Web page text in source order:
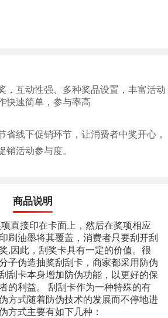
，互动性强、多种奖品设置，丰富活动
快速简单，参与率高
省线下促销环节，让消费者中奖开心，
销活动参与度。
商品说明
直接印在卡面上，然后在奖项相应
刷油墨将其覆盖，消费者只要刮开刮
,因此，刮奖卡具有一定的价值。很
子伪造抽奖刮刮卡，商家都采用防伪
刮卡本身增加防伪功能，以更好的保
的利益。
刮刮卡作为一种特殊的有
方式随着防伪技术的发展而不停地进
方式主要有如下几种：